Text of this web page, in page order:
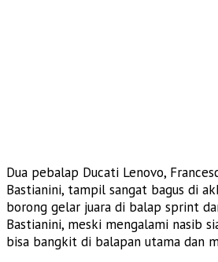
Dua pebalap Ducati Lenovo,
Bastianini, tampil sangat bagus di
borong gelar juara di balap sprint
Bastianini, meski mengalami nasib
bisa bangkit di balapan utama dan